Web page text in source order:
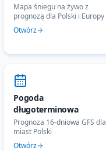
Mapa śniegu na żywo z
prognozą dla Polski i Europy
Otwórz
Pogoda
długoterminowa
Prognoza 16-dniowa GFS dla
miast Polski
Otwórz